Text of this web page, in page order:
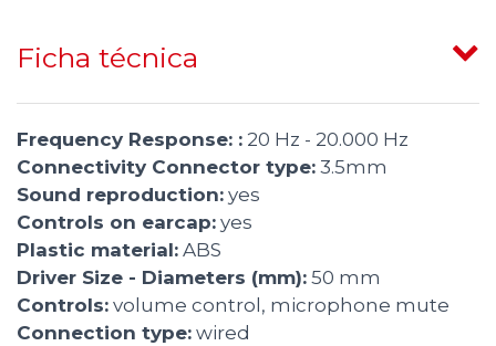
Ficha técnica
Frequency Response: : 20 Hz - 20.000 Hz
Connectivity Connector type: 3.5mm
Sound reproduction: yes
Controls on earcap: yes
Plastic material: ABS
Driver Size - Diameters (mm): 50 mm
Controls: volume control, microphone mute
Connection type: wired